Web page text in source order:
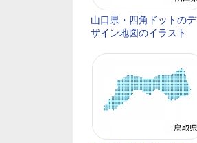
山口県・四角ドットのデ
ザイン地図のイラスト